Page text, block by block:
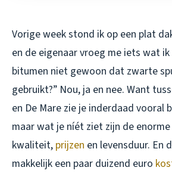
Vorige week stond ik op een plat
en de eigenaar vroeg me iets wat ik
bitumen niet gewoon dat zwarte
gebruikt?” Nou, ja en nee. Want
en De Mare zie je inderdaad vooral
maar wat je níét ziet zijn de
kwaliteit, prijzen en levensduur. En
makkelijk een paar duizend euro